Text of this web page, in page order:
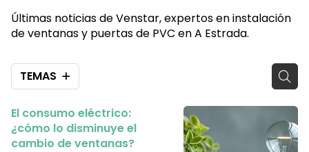
Últimas noticias de Venstar, expertos en instalación
de ventanas y puertas de PVC en A Estrada.
TEMAS
El consumo eléctrico:
¿cómo lo disminuye el
cambio de ventanas?